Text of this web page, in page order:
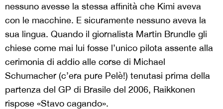
nessuno avesse la stessa affinità che Kimi aveva
con le macchine. E sicuramente nessuno aveva la
sua lingua. Quando il giornalista Martin Brundle gli
chiese come mai lui fosse l’unico pilota assente alla
cerimonia di addio alle corse di Michael
Schumacher (c’era pure Pelè!) tenutasi prima della
partenza del GP di Brasile del 2006, Raikkonen
rispose «Stavo cagando».